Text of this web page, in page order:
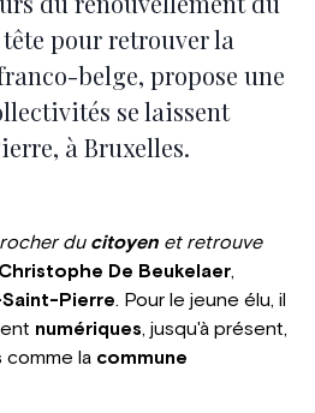
pour retrouver la
belge, propose une
se laissent
à Bruxelles.
ducitoyenet retrouve
Christophe De Beukelaer,
Pierre. Pour le jeune élu, il
numériques, jusqu'à présent,
comme lacommune